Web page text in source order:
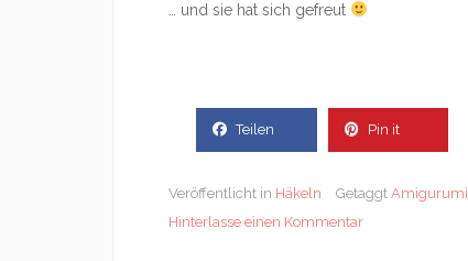
… und sie hat sich gefreut
Teilen Pin it
Veröffentlicht in Häkeln Getaggt Amigurumi
Hinterlasse einen Kommentar